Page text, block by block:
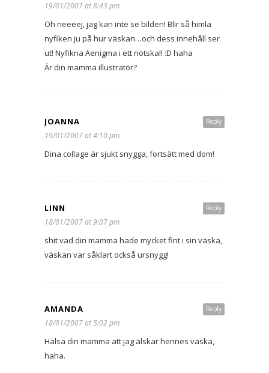
19/01/2007 at 8:43 pm
Oh neeeej, jag kan inte se bilden! Blir så himla
nyfiken ju på hur väskan…och dess innehåll ser
ut! Nyfikna Aenigma i ett nötskal! :D haha
Är din mamma illustratör?
Reply
JOANNA
19/01/2007 at 4:10 pm
Dina collage är sjukt snygga, fortsätt med dom!
Reply
LINN
18/01/2007 at 9:07 pm
shit vad din mamma hade mycket fint i sin väska,
väskan var såklart också ursnygg!
Reply
AMANDA
18/01/2007 at 5:02 pm
Hälsa din mamma att jag älskar hennes väska,
haha.